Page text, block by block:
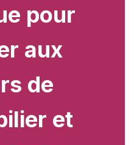
pour
aux
de
et